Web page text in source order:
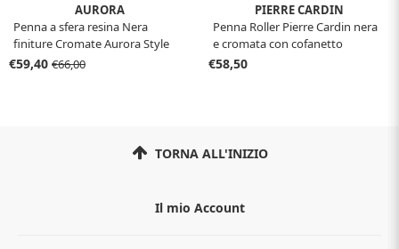
AURORA
Penna a sfera resina Nera
finiture Cromate Aurora Style
Resin con confezione
€59,40 €66,00
PIERRE CARDIN
Penna Roller Pierre Cardin nera
e cromata con cofanetto
€58,50
TORNA ALL'INIZIO
Il mio Account